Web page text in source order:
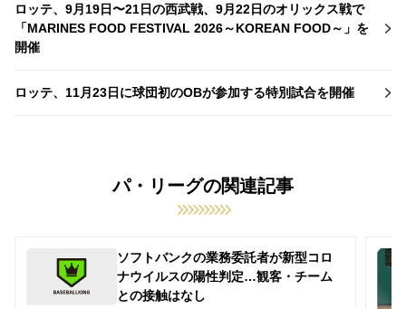
ロッテ、9月19日〜21日の西武戦、9月22日のオリックス戦で
「MARINES FOOD FESTIVAL 2026～KOREAN FOOD～」を
開催
ロッテ、11月23日に球団初のOBが参加する特別試合を開催
パ・リーグの関連記事
ソフトバンクの業務委託者が新型コロ
ナウイルスの陽性判定…観客・チーム
との接触はなし